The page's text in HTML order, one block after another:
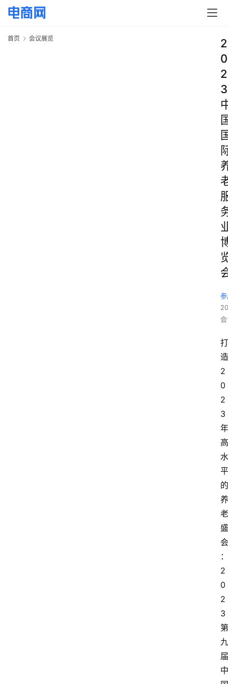
首页 会议展览
2
0
2
3
打
造
2
0
2
3
年
高
水
平
的
养
老
盛
会
：
2
0
2
3
第
九
届
中